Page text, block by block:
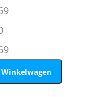
Thuis tenue met korte
Winkelwagen